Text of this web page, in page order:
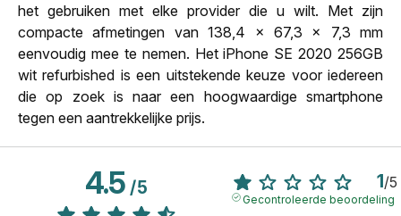
het gebruiken met elke provider die u wilt. Met zijn
compacte afmetingen van 138,4 x 67,3 x 7,3 mm
eenvoudig mee te nemen. Het iPhone SE 2020 256GB
wit refurbished is een uitstekende keuze voor iedereen
die op zoek is naar een hoogwaardige smartphone
tegen een aantrekkelijke prijs.
4.5/5 1/5
Gecontroleerde beoordeling